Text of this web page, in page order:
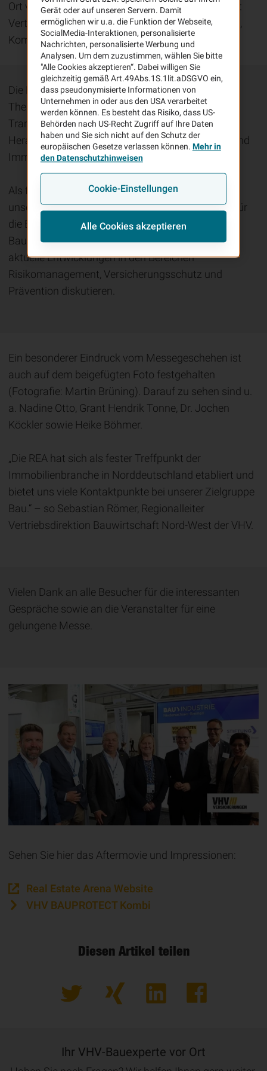
Ort vertreten und konnte zahlreiche Gespräche mit
Vertretern aus Immobilienwirtschaft, Bauindustrie,
Kommunen und Planung führen.
Die Real Estate Arena hat erneut gezeigt, welche
Themen die Branche bewegen: Innovation,
Transformation, Nachhaltigkeit und die
Herausforderungen einer sich wandelnden Bau- und
Immobilienwelt.
Als führender Bauspezialversicherer konnten wir
unsere leistungsstarken Versicherungslösungen für
die Bau- und Immobilienwirtschaft, bspw. die VHV
Baukombi-Versicherung, präsentieren und über
aktuelle Entwicklungen in den Bereichen
Risikomanagement, Versicherungsschutz und
Prävention diskutieren.
Ein besonderer Eindruck vom Messegeschehen ist
auch auf dem beigefügten Foto festgehalten
(Fotografie: Martin Brüning). Darauf zu sehen sind u.
a. Nadine Otto, Grant Hendrik Tonne, Dr. Jochen
Köckler sowie Heike Böhmer.
„Die REA hat sich als fester Treffpunkt der
Immobilienbranche in Norddeutschland etabliert und
bietet uns viele Kontaktpunkte bei unserer Zielgruppe
Bau.“ – so Sebastian Römer, Regionalleiter
Vertriebsdirektion Bauwirtschaft Nord-West der VHV.
Vielen Dank an alle Besucher für die interessanten
Gespräche sowie an die Veranstalter für eine
gelungene Messe.
Sehen Sie hier das Aftermovie und Impressionen:
Real Estate Arena Website
VHV BAUPROTECT Kombi
Diesen Artikel teilen
Ihr VHV-Bauexperte vor Ort
Gerät oder auf unseren Servern. Damit
ermöglichen wir u.a. die Funktion der Webseite,
SocialMedia-Interaktionen, personalisierte
Nachrichten, personalisierte Werbung und
Analysen. Um dem zuzustimmen, wählen Sie bitte
"Alle Cookies akzeptieren“. Dabei willigen Sie
gleichzeitig gemäß Art.49Abs.1S.1lit.aDSGVO ein,
dass pseudonymisierte Informationen von
Unternehmen in oder aus den USA verarbeitet
werden können. Es besteht das Risiko, dass US-
Behörden nach US-Recht Zugriff auf Ihre Daten
haben und Sie sich nicht auf den Schutz der
europäischen Gesetze verlassen können. Mehr in
den Datenschutzhinweisen
Cookie-Einstellungen
Alle Cookies akzeptieren